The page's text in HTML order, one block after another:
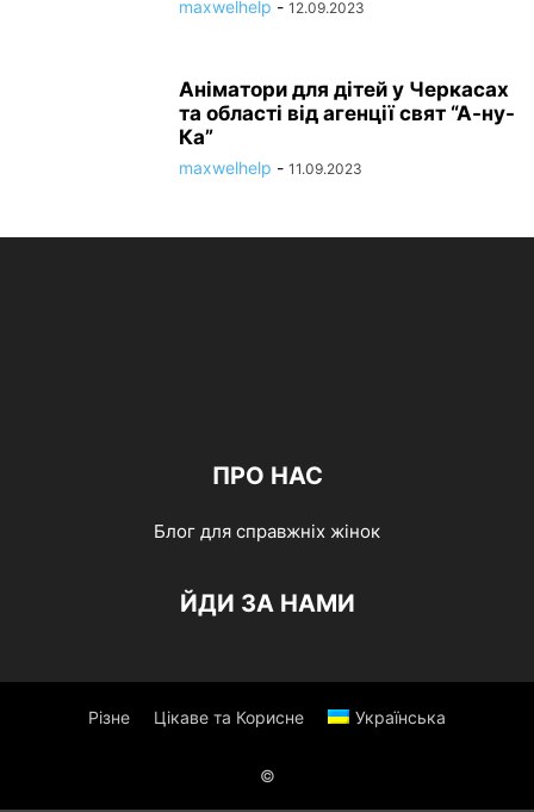
maxwelhelp - 12.09.2023
Аніматори для дітей у Черкасах
та області від агенції свят “А-ну-
Ка”
maxwelhelp - 11.09.2023
ПРО НАС
Блог для справжніх жінок
ЙДИ ЗА НАМИ
Різне Цікаве та Корисне Українська
©